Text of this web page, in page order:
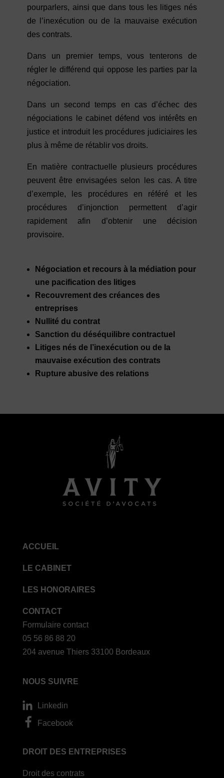
pourparlers, ainsi que dans tous les litiges nés
de l’inexécution ou de la mauvaise exécution
des contrats.
Dans un premier temps, vous tenterons de
régler le différend qui oppose les parties par la
négociation.
Dans un second temps en cas d’échec des
négociations le cabinet défend vos intérêts en
justice et introduit les procédures judiciaires les
plus à même de rétablir vos droits.
En matière contractuelle plusieurs procédures
peuvent être envisagées selon les cas. A titre
d’exemple, les procédures en référé et les
procédures d’injonction permettent d’agir
rapidement afin d’obtenir une décision
provisoire.
Négociation et recours à la médiation pour
une pacification des litiges
Recouvrement des créances des
entreprises
Nullité du contrat
Sanction du déséquilibre contractuel
Litiges nés de l’inexécution ou de la
mauvaise exécution des contrats
Rupture abusive des relations
ACCUEIL
LE CABINET
LES HONORAIRES
CONTACT
Formulaire contact
05 56 86 88 20
204 avenue Thiers 33100 Bordeaux
NOUS SUIVRE
Linkedin
Facebook
DROIT DES ENTREPRISES
Droit des contrats